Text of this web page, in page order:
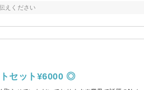
えください
トセット¥6000 ◎